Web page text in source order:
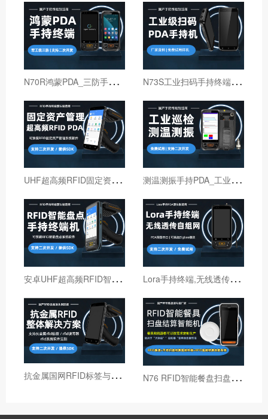
N
70R鸿蒙PDA_三防手持PDA终端_国产鸿蒙手持终端 N
73S工业扫码手持终端｜6寸仓库出入库PDA扫码枪
U
HF超高频RFID固定资产管理手持终端机 测
温测振手持PDA_工业巡检手持终端机_红外线测温PDA
安
卓UHF超高频RFID智能盘点手持终端设备 L
ora手持终端,无线透传自组网pda,高性能Lora智能巡检机
抗
金属国网RFID标签与国网RFID读写器厂家 N
76 RFID智能餐盘扫盘机 火锅店RFID智能结算机